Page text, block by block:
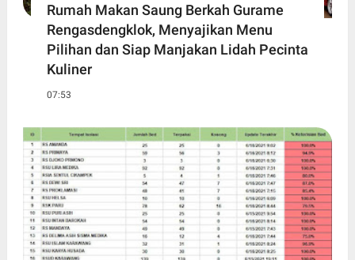
Rumah Makan Saung Berkah Gurame
Rengasdengklok, Menyajikan Menu
Pilihan dan Siap Manjakan Lidah Pecinta
Kuliner
07:53